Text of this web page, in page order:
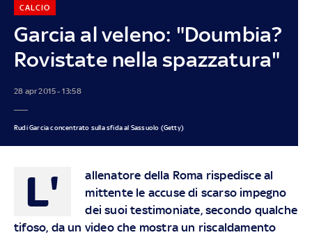
Garcia al veleno: "Doumbia?
Rovistate nella spazzatura"
CALCIO
28 apr 2015 - 13:58
Rudi Garcia concentrato sulla sfida al Sassuolo (Getty)
L'
allenatore della Roma rispedisce al
mittente le accuse di scarso impegno
dei suoi testimoniate, secondo qualche
tifoso, da un video che mostra un riscaldamento